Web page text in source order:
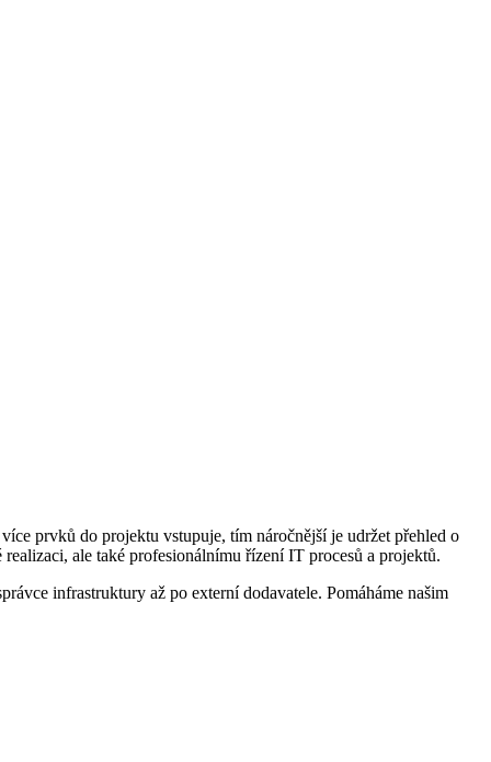
prvků do projektu vstupuje, tím náročnější je udržet přehled o
ale také profesionálnímu řízení IT procesů a projektů.
infrastruktury až po externí dodavatele. Pomáháme našim